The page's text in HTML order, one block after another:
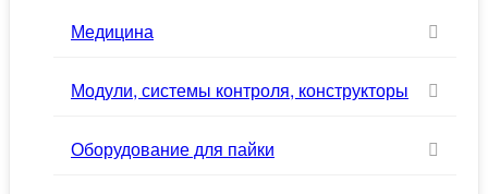
Медицина
Модули, системы контроля, конструкторы
Оборудование для пайки